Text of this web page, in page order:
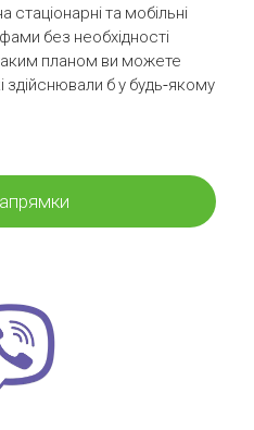
та мобільні
без необхідності
планом ви можете
здійснювали б у будь-якому